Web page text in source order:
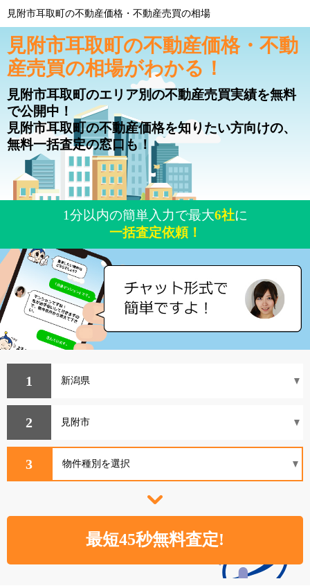
見附市耳取町の不動産価格・不動産売買の相場
見附市耳取町の不動産価格・不動
産売買の相場がわかる！
見附市耳取町のエリア別の不動産売買実績を無料
で公開中！
見附市耳取町の不動産価格を知りたい方向けの、
無料一括査定の窓口も！
1分以内の簡単入力で最大6社に
一括査定依頼！
1
2
3